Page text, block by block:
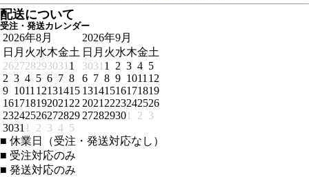
配送について
受注・発送カレンダー
2026年8月
日 月 火水木金土
262728293031 1
2 3 4 5 6 7 8
9 1011 12131415
161718192021 22
23242526272829
3031 1 2 3 4 5
2026年9月
日 月 火水木金土
3031 1 2 3 4 5
6 7 8 9 1011 12
13141516171819
2021 2223242526
272829301 2 3
■ 休業日（受注・発送対応なし）
■ 受注対応のみ
■ 発送対応のみ